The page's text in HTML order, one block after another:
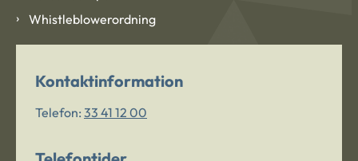
Whistleblowerordning
Kontaktinformation
Telefon: 33 41 12 00